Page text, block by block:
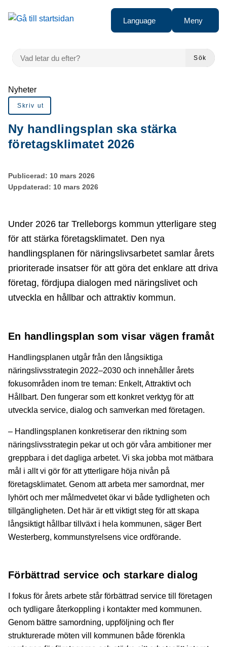
Gå till innehåll
Language Meny
VAD LETAR DU EFTER?
Sök
Du är här:
Nyheter
Skriv ut
Ny handlingsplan ska stärka
företagsklimatet 2026
Publicerad: 10 mars 2026
Uppdaterad: 10 mars 2026
Under 2026 tar Trelleborgs kommun ytterligare steg
för att stärka företagsklimatet. Den nya
handlingsplanen för näringslivsarbetet samlar årets
prioriterade insatser för att göra det enklare att driva
företag, fördjupa dialogen med näringslivet och
utveckla en hållbar och attraktiv kommun.
En handlingsplan som visar vägen framåt
Handlingsplanen utgår från den långsiktiga
näringslivsstrategin 2022–2030 och innehåller årets
fokusområden inom tre teman: Enkelt, Attraktivt och
Hållbart. Den fungerar som ett konkret verktyg för att
utveckla service, dialog och samverkan med företagen.
– Handlingsplanen konkretiserar den riktning som
näringslivsstrategin pekar ut och gör våra ambitioner mer
greppbara i det dagliga arbetet. Vi ska jobba mot mätbara
mål i allt vi gör för att ytterligare höja nivån på
företagsklimatet. Genom att arbeta mer samordnat, mer
lyhört och mer målmedvetet ökar vi både tydligheten och
tillgängligheten. Det här är ett viktigt steg för att skapa
långsiktigt hållbar tillväxt i hela kommunen, säger Bert
Westerberg, kommunstyrelsens vice ordförande.
Förbättrad service och starkare dialog
I fokus för årets arbete står förbättrad service till företagen
och tydligare återkoppling i kontakter med kommunen.
Genom bättre samordning, uppföljning och fler
strukturerade möten vill kommunen både förenkla